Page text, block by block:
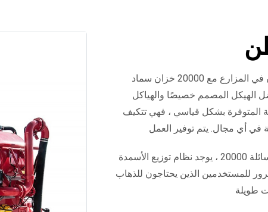
تم تطويره بهدف امتصاص السماد الحيواني السائل المتكون في المزارع مع 20000 خزان سماد
الهيكل المصمم خصيصًا والهياكل
المتوفرة بشكل قياسي ، فهي تتكيف
من بين الميزات الاختيارية لخزانات توزيع شفط الأسمدة السائلة 20000 ، يوجد نظام توزيع الأسمدة
للمستخدمين الذين يحتاجون للذهاب